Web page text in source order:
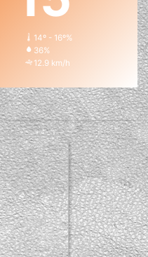
14º - 16º%
36%
12.9 km/h